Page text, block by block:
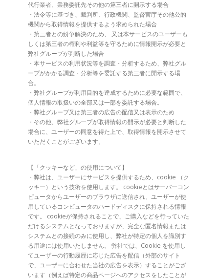
代行業者、業務委託先その他の第三者に開示する場合
・法令等に基づき、裁判所、行政機関、監督官庁その他公的
機関から取得情報を提供するよう求められた場合
・第三者との紛争解決のため、 又は本サービスのユーザーも
しくは第三者の権利や利益等を守るために情報開示が必要と
弊社グループが判断した場合
・本サービスの利用状況等を調査・分析するため、弊社グル
ープがかかる調査・分析等を委託する第三者に開示する場
合。
・弊社グループが利用目的を達成するために必要な範囲で、
個人情報の取扱いの全部又は一部を委託する場合。
・弊社グループ又は第三者の広告の配信又は表示のため
・その他、弊社グループが取得情報の開示が必要と判断した
場合に、ユーザーの同意を得た上で、取得情報を開示させて
いただくことがございます。
【「クッキーなど」の使用について】
・弊社は、ユーザーにサービスを提供するため、cookie （ク
ッキー）という技術を使用します。 cookieとはサーバーコン
ピュータからユーザーのブラウザに送信され、ユーザーが使
用しているコンピュータのハードディスクに保持される情報
です。 cookieが保持されることで、ご購入などを行っていた
だけるシステムとなっておりますが、完全な匿名情報または
システムとの接続のみに使用し、弊社が特定の個人を識別す
る用途には使用いたしません。 弊社では、Cookie を使用し
てユーザーの行動履歴に応じた広告を配信（外部のサイト
で、ユーザーに合わせた当社の広告を表示）することがござ
います（例えば特定の商品ページへのアクセスをしたことが